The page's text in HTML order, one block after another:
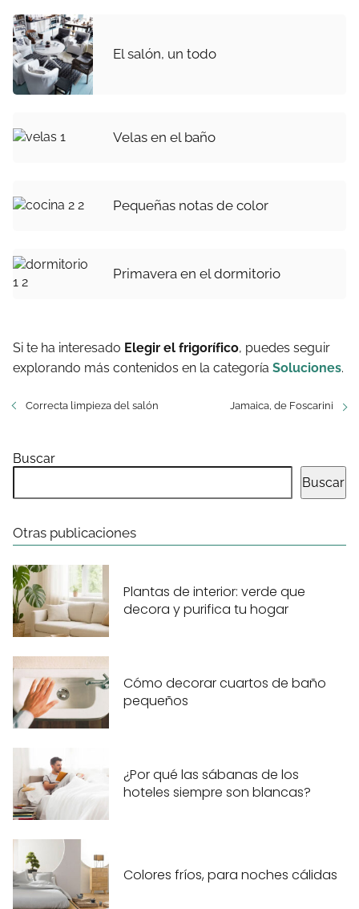
El salón, un todo
Velas en el baño
Pequeñas notas de color
Primavera en el dormitorio
Si te ha interesado Elegir el frigorífico, puedes seguir
explorando más contenidos en la categoría Soluciones.
Correcta limpieza del salón Jamaica, de Foscarini
Buscar
Buscar
Otras publicaciones
Plantas de interior: verde que
decora y purifica tu hogar
Cómo decorar cuartos de baño
pequeños
¿Por qué las sábanas de los
hoteles siempre son blancas?
Colores fríos, para noches cálidas